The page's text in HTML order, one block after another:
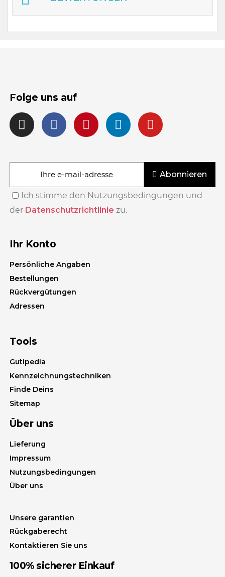
Folge uns auf
Abonnieren
Ich stimme den Nutzungsbedingungen und
der Datenschutzrichtlinie zu.
Ihr Konto
Persönliche Angaben
Bestellungen
Rückvergütungen
Adressen
Tools
Gutipedia
Kennzeichnungstechniken
Finde Deins
Sitemap
Über uns
Lieferung
Impressum
Nutzungsbedingungen
Über uns
Unsere garantien
Rückgaberecht
Kontaktieren Sie uns
100% sicherer Einkauf